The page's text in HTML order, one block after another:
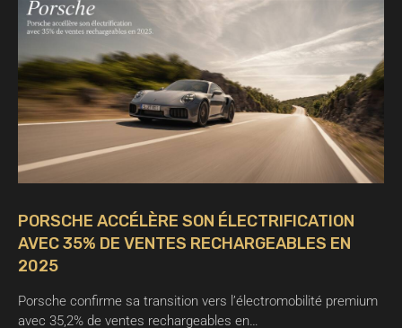
PORSCHE ACCÉLÈRE SON ÉLECTRIFICATION
AVEC 35% DE VENTES RECHARGEABLES EN
2025
Porsche confirme sa transition vers l’électromobilité premium
avec 35,2% de ventes rechargeables en…